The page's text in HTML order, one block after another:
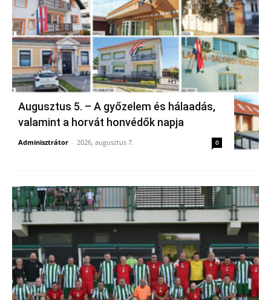
Augusztus 5. – A győzelem és hálaadás,
valamint a horvát honvédők napja
Adminisztrátor - 2026, augusztus 7. 0